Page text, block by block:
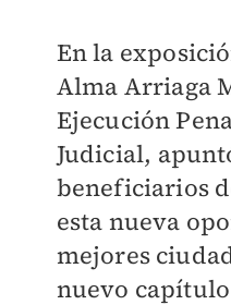
En la
Alma Arriaga
Ejecución
Judicial,
beneficiarios
esta nueva
mejores
nuevo